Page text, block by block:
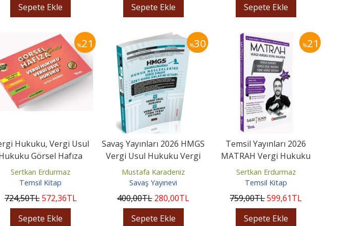
Sepete Ekle
Sepete Ekle
Sepete Ekle
%21
Hukuku, Vergi Usul
Görsel Hafıza
Serisi
Sertkan Erdurmaz
Temsil Kitap
724,50TL572,36TL
Sepete Ekle
%30
Savaş Yayınları 2026 HMGS
Vergi Usul Hukuku Vergi
Hukuku TVS Özet Konu...
Mustafa Karadeniz
Savaş Yayınevi
400,00TL 280,00TL
Sepete Ekle
%21
Temsil Yayınları 2026
MATRAH Vergi Hukuku
Konu Anlatımı
Sertkan Erdurmaz
Temsil Kitap
759,00TL599,61TL
Sepete Ekle